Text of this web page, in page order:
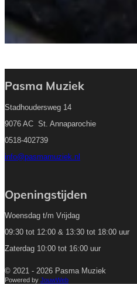
Pasma Muziek
Stadhoudersweg 14
9076 AC St. Annaparochie
0518-402739
info@pasmamuziek.nl
Openingstijden
Woensdag t/m Vrijdag
09:30 tot 12:00 & 13:30 tot 18:00 uur
Zaterdag 10:00 tot 16:00 uur
© 2021 - 2026 Pasma Muziek
Powered by JouwWeb